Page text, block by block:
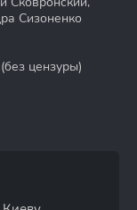
Сизоненко
цензуры)